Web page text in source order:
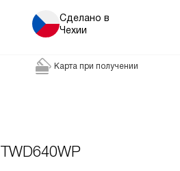
Сделано в
Чехии
Карта при получении
TWD640WP